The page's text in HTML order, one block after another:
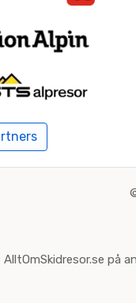
AlltOmSkidresor.se på